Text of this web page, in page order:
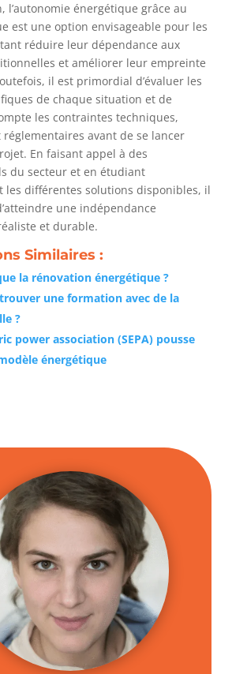
l’autonomie énergétique grâce au
est une option envisageable pour les
réduire leur dépendance aux
et améliorer leur empreinte
il est primordial d’évaluer les
de chaque situation et de
les contraintes techniques,
avant de se lancer
En faisant appel à des
du secteur et en étudiant
les différentes solutions disponibles, il
une indépendance
et durable.
Similaires :
la rénovation énergétique ?
une formation avec de la
?
power association (SEPA) pousse
énergétique